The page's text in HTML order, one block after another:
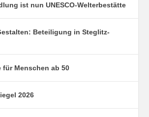
ist nun UNESCO-Welterbestätte
Beteiligung in Steglitz-
für Menschen ab 50
2026